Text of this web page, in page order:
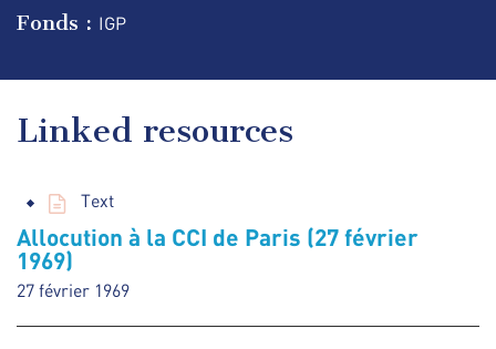
Fonds : IGP
Linked resources
Text
Allocution à la CCI de Paris (27 février
1969)
27 février 1969